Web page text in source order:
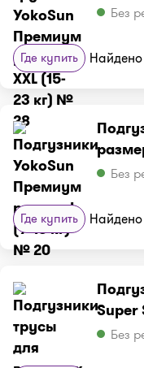
Без
Где купить Найдено
Без
Где купить Найдено
Super
Без